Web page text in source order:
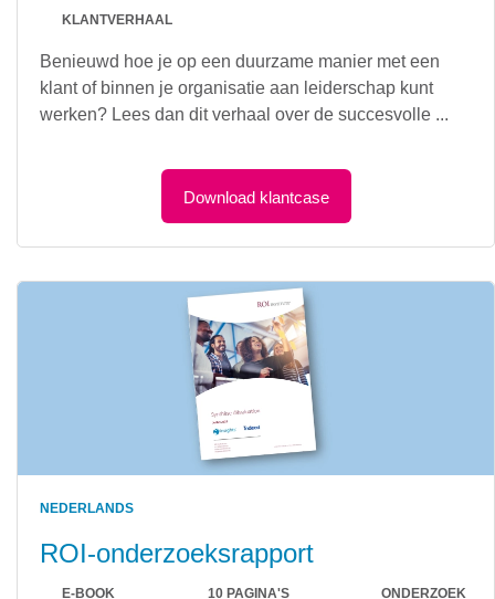
KLANTVERHAAL
Benieuwd hoe je op een duurzame manier met een
klant of binnen je organisatie aan leiderschap kunt
werken? Lees dan dit verhaal over de succesvolle ...
Download klantcase
NEDERLANDS
ROI-onderzoeksrapport
E-BOOK 10 PAGINA'S ONDERZOEK